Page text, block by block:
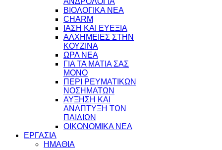
ΒΙΟΛΟΓΙΚΑ ΝΕΑ
CHARM
ΙΑΣΗ ΚΑΙ ΕΥΕΞΙΑ
ΑΛΧΗΜΕΙΕΣ ΣΤΗΝ
ΚΟΥΖΙΝΑ
ΩΡΛ ΝEA
ΓΙΑ ΤΑ ΜΑΤΙΑ ΣΑΣ
ΜΟΝΟ
ΠΕΡΙ ΡΕΥΜΑΤΙΚΩΝ
ΝΟΣΗΜΑΤΩΝ
ΑΥΞΗΣΗ ΚΑΙ
ΑΝΑΠΤΥΞΗ ΤΩΝ
ΠΑΙΔΙΩΝ
ΟΙΚΟΝΟΜΙΚΑ ΝΕΑ
ΕΡΓΑΣΙΑ
ΗΜΑΘΙΑ